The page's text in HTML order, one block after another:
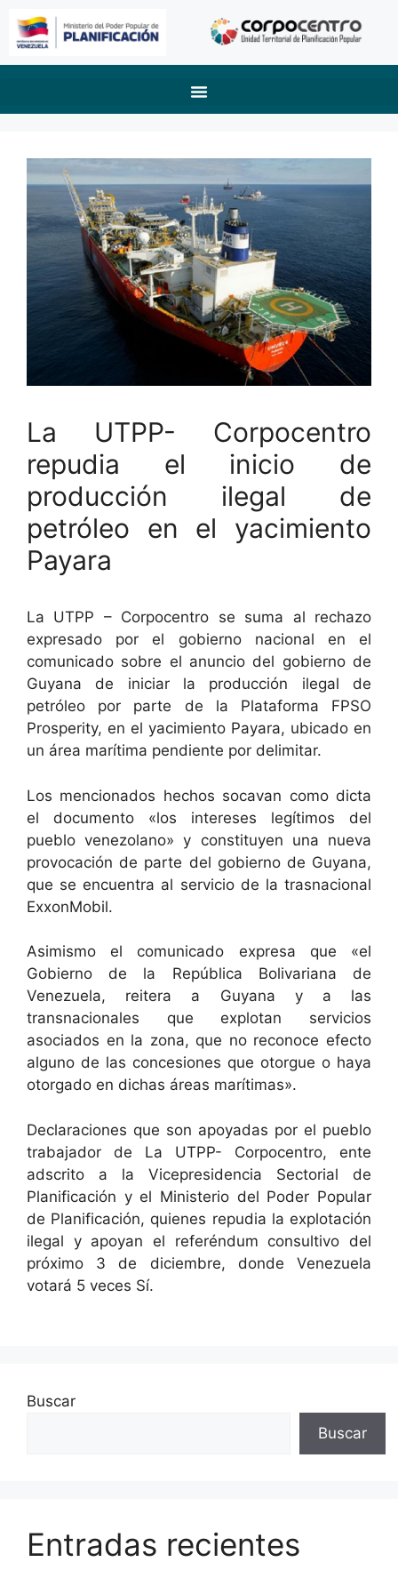
La UTPP- Corpocentro
repudia el inicio de
producción ilegal de
petróleo en el yacimiento
Payara
La UTPP – Corpocentro se suma al rechazo
expresado por el gobierno nacional en el
comunicado sobre el anuncio del gobierno de
Guyana de iniciar la producción ilegal de
petróleo por parte de la Plataforma FPSO
Prosperity, en el yacimiento Payara, ubicado en
un área marítima pendiente por delimitar.
Los mencionados hechos socavan como dicta
el documento «los intereses legítimos del
pueblo venezolano» y constituyen una nueva
provocación de parte del gobierno de Guyana,
que se encuentra al servicio de la trasnacional
ExxonMobil.
Asimismo el comunicado expresa que «el
Gobierno de la República Bolivariana de
Venezuela, reitera a Guyana y a las
transnacionales que explotan servicios
asociados en la zona, que no reconoce efecto
alguno de las concesiones que otorgue o haya
otorgado en dichas áreas marítimas».
Declaraciones que son apoyadas por el pueblo
trabajador de La UTPP- Corpocentro, ente
adscrito a la Vicepresidencia Sectorial de
Planificación y el Ministerio del Poder Popular
de Planificación, quienes repudia la explotación
ilegal y apoyan el referéndum consultivo del
próximo 3 de diciembre, donde Venezuela
votará 5 veces Sí.
Buscar
Buscar
Entradas recientes